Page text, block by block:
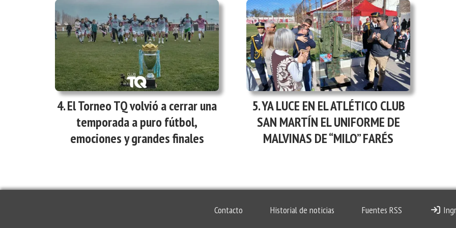
El Torneo TQ volvió a cerrar una
temporada a puro fútbol,
emociones y grandes finales
YA LUCE EN EL ATLÉTICO CLUB
SAN MARTÍN EL UNIFORME DE
MALVINAS DE “MILO” FARÉS
Contacto Historial de noticias Fuentes RSS